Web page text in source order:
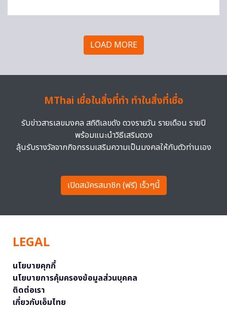
LOAD MORE
MThai เชื่อในสิ่งที่ทำ ทำในสิ่งที่เชื่อ
รับข่าวสารเลขมงคล สถิติเลขดัง ดวงรายวัน รายเดือน รายปี
พร้อมแนะนำวิธีเสริมดวง
ลุ้นรับรางวัลจากกิจกรรมเสริมความเป็นมงคลให้กับตัวท่านเอง
เปิดสมัครสมาชิก (ฟรี) เร็วๆนี้
LEGAL
นโยบายคุกกี้
นโยบายการคุ้มครองข้อมูลส่วนบุคคล
ติดต่อเรา
เกี่ยวกับเอ็มไทย